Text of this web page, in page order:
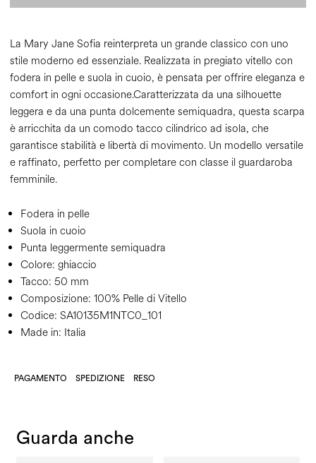
La Mary Jane Sofia reinterpreta un grande classico con uno
stile moderno ed essenziale. Realizzata in pregiato vitello con
fodera in pelle e suola in cuoio, è pensata per offrire eleganza e
comfort in ogni occasione.Caratterizzata da una silhouette
leggera e da una punta dolcemente semiquadra, questa scarpa
è arricchita da un comodo tacco cilindrico ad isola, che
garantisce stabilità e libertà di movimento. Un modello versatile
e raffinato, perfetto per completare con classe il guardaroba
femminile.
Fodera in pelle
Suola in cuoio
Punta leggermente semiquadra
Colore: ghiaccio
Tacco: 50 mm
Composizione: 100% Pelle di Vitello
Codice: SA10135M1NTC0_101
Made in: Italia
PAGAMENTO SPEDIZIONE RESO
Guarda anche